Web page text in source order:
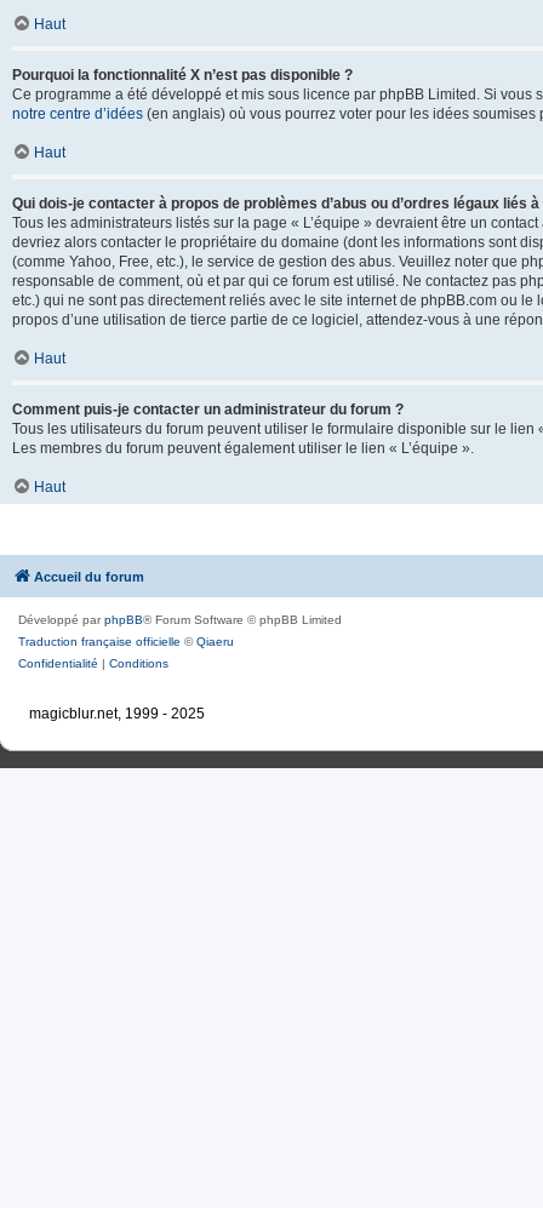
Haut
Pourquoi la fonctionnalité X n’est pas disponible ?
Ce programme a été développé et mis sous licence par phpBB Limited. Si
notre centre d’idées (en anglais) où vous pourrez voter pour les idées soumises
Haut
Qui dois-je contacter à propos de problèmes d’abus ou d’ordres légaux liés
Tous les administrateurs listés sur la page « L’équipe » devraient être un
devriez alors contacter le propriétaire du domaine (dont les informations sont
(comme Yahoo, Free, etc.), le service de gestion des abus. Veuillez noter que
responsable de comment, où et par qui ce forum est utilisé. Ne contactez pas
etc.) qui ne sont pas directement reliés avec le site internet de phpBB.com ou
propos d’une utilisation de tierce partie de ce logiciel, attendez-vous à une
Haut
Comment puis-je contacter un administrateur du forum ?
Tous les utilisateurs du forum peuvent utiliser le formulaire disponible sur le
Les membres du forum peuvent également utiliser le lien « L’équipe ».
Haut
Accueil du forum
Développé parphpBB® Forum Software © phpBB Limited
Traduction française officielle ©Qiaeru
Confidentialité | Conditions
magicblur.net, 1999 - 2025